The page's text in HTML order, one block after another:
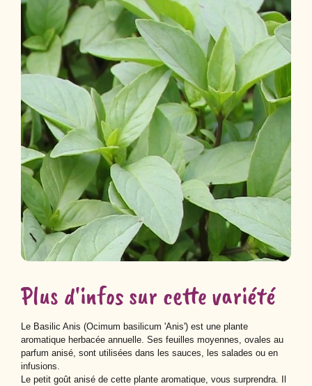
Plus d'infos sur cette variété
Le Basilic Anis (Ocimum basilicum 'Anis') est une plante
aromatique herbacée annuelle. Ses feuilles moyennes, ovales au
parfum anisé, sont utilisées dans les sauces, les salades ou en
infusions.
Le petit goût anisé de cette plante aromatique, vous surprendra. Il